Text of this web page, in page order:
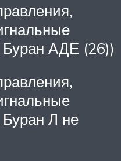
АДЕ (26))
Л не